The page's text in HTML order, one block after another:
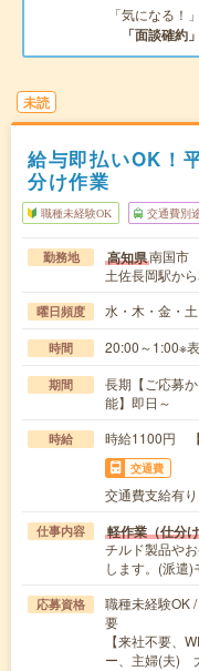
「気になる！
「面談確約」
未読
給与即払いOK！
分け作業
職種未経験OK 交通費別
勤務地 高知県南国市
土佐長岡駅か
曜日頻度 水・木・金・
時間 20:00～1:00※
期間
長期【ご応募
能】即日～
時給 時給1100円
交通費
交通費支給有り
仕事内容 軽作業（仕分
チルド製品や
します。(派遣
応募資格
職種未経験OK
要
【来社不要、
ー、主婦(夫)